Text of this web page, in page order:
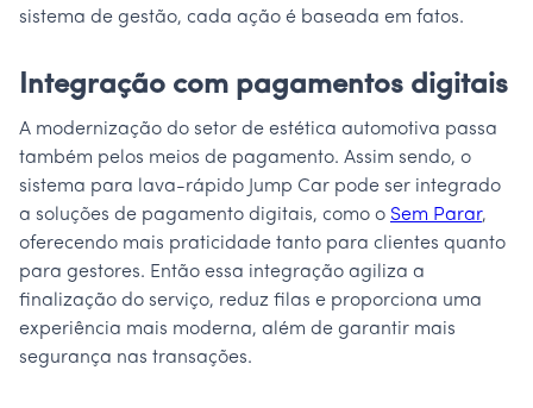
sistema de gestão, cada ação é baseada em fatos.
Integração com pagamentos digitais
A modernização do setor de estética automotiva passa
também pelos meios de pagamento. Assim sendo, o
sistema para lava-rápido Jump Car pode ser integrado
a soluções de pagamento digitais, como o Sem Parar,
oferecendo mais praticidade tanto para clientes quanto
para gestores. Então essa integração agiliza a
finalização do serviço, reduz filas e proporciona uma
experiência mais moderna, além de garantir mais
segurança nas transações.